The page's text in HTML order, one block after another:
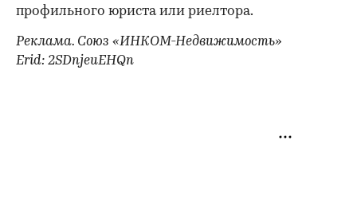
профильного юриста или риелтора.
Реклама. Союз «ИНКОМ-Недвижимость»
Erid: 2SDnjeuEHQn